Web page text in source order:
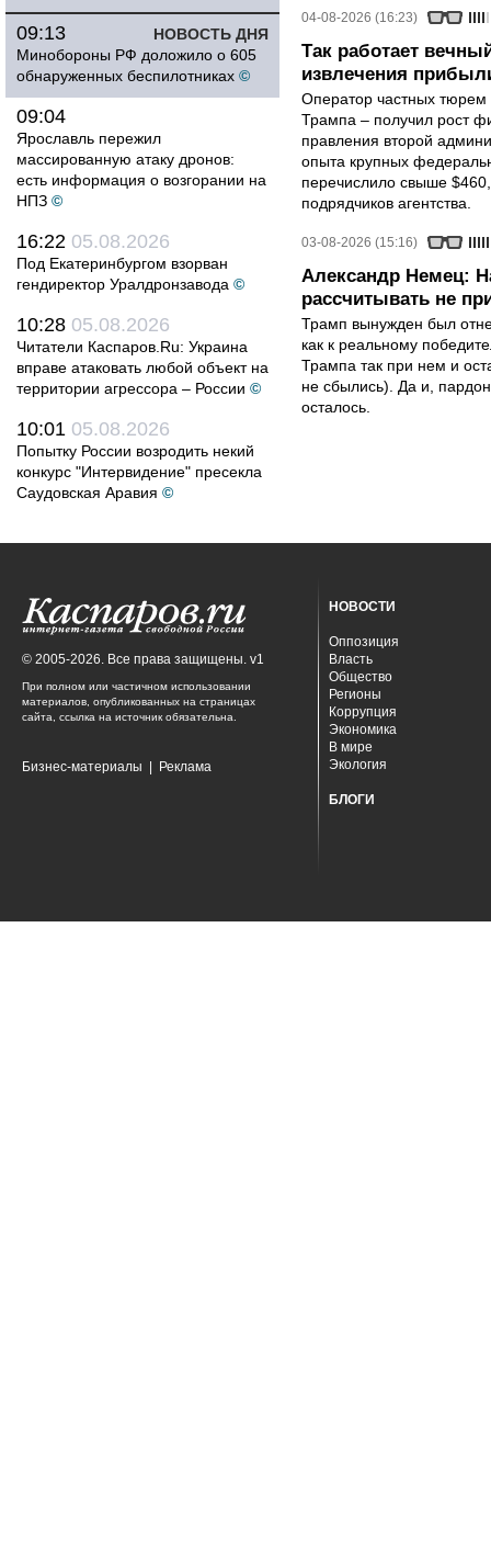
НОВОСТЬ ДНЯ
09:13
Минобороны РФ доложило о 605
обнаруженных беспилотниках ©
09:04
Ярославль пережил
массированную атаку дронов:
есть информация о возгорании на
НПЗ ©
16:22 05.08.2026
Под Екатеринбургом взорван
гендиректор Уралдронзавода ©
10:28 05.08.2026
Читатели Каспаров.Ru: Украина
вправе атаковать любой объект на
территории агрессора – России ©
10:01 05.08.2026
Попытку России возродить некий
конкурс "Интервидение" пресекла
Саудовская Аравия ©
04-08-2026 (16:23)
Так работает
извлечения
Оператор частных тюрем
Трампа – получил рост
правления второй
опыта крупных
перечислило свыше
подрядчиков агентства.
03-08-2026 (15:16)
Александр Немец:
рассчитывать не
Трамп вынужден был
как к реальному
Трампа так при нем и
не сбылись). Да и,
осталось.
© 2005-2026. Все права защищены. v1
При полном или частичном использовании
материалов, опубликованных на страницах
сайта, ссылка на источник обязательна.
Бизнес-материалы Реклама
НОВОСТИ
Оппозиция
Власть
Общество
Регионы
Коррупция
Экономика
В мире
Экология
БЛОГИ